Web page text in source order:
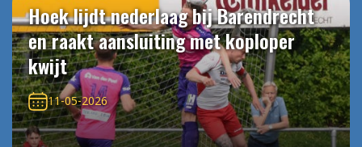
Hoek lijdt nederlaag bij Barendrecht
en raakt aansluiting met koploper
kwijt
11-05-2026